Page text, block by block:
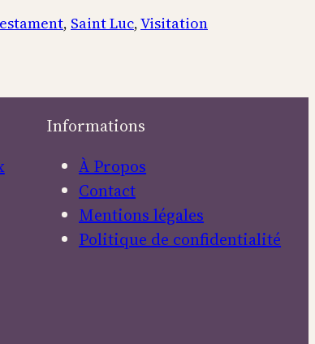
, Saint Luc, Visitation
Informations
À Propos
Contact
Mentions légales
Politique de confidentialité